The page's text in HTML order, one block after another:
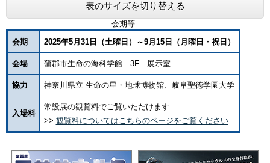
表のサイズを切り替える
会期等
会期
2025年5月31日（土曜日）～9月15日（月曜日・祝日）
会場 蒲郡市生命の海科学館 3F 展示室
協力 神奈川県立 生命の星・地球博物館、岐阜聖徳学園大学
入場料
常設展の観覧料でご覧いただけます
>> 観覧料についてはこちらのページをご覧ください